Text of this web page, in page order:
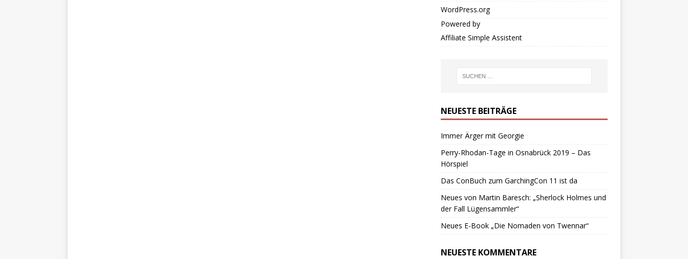
WordPress.org
Powered by
Affiliate Simple Assistent
NEUESTE BEITRÄGE
Immer Ärger mit Georgie
Perry-Rhodan-Tage in Osnabrück 2019 – Das
Hörspiel
Das ConBuch zum GarchingCon 11 ist da
Neues von Martin Baresch: „Sherlock Holmes und
der Fall Lügensammler“
Neues E-Book „Die Nomaden von Twennar“
NEUESTE KOMMENTARE